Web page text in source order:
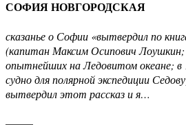
СОФИЯ НОВГОРОДСКАЯ
сказанье о Софии «вытвердил по
(капитан Максим Осипович Лоушкин;
опытнейших на Ледовитом океане; в
судно для полярной экспедиции
вытвердил этот рассказ и я…